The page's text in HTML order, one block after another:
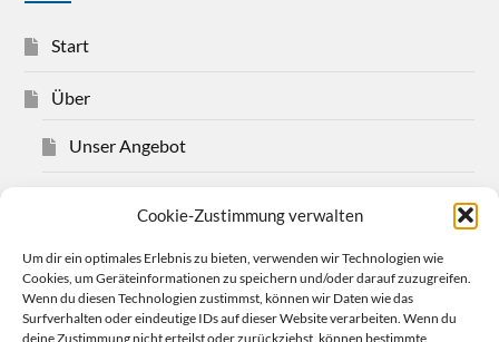
Cookie-Zustimmung verwalten
Um dir ein optimales Erlebnis zu bieten, verwenden wir Technologien wie
Cookies, um Geräteinformationen zu speichern und/oder darauf zuzugreifen.
Wenn du diesen Technologien zustimmst, können wir Daten wie das
Surfverhalten oder eindeutige IDs auf dieser Website verarbeiten. Wenn du
deine Zustimmung nicht erteilst oder zurückziehst, können bestimmte
Start
Über
Unser Angebot
Impressum
Datenschutzerklärung